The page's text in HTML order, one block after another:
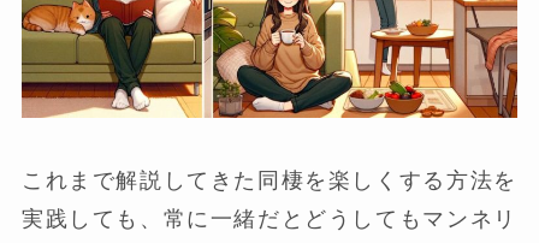
これまで解説してきた同棲を楽しくする方法を
実践しても、常に一緒だとどうしてもマンネリ